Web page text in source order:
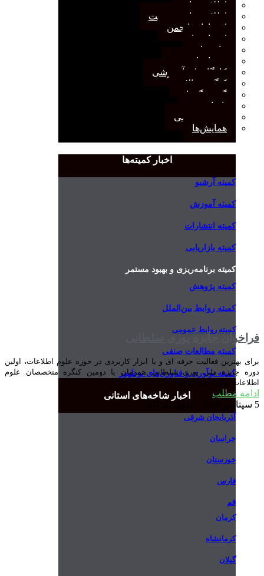
اطلاعیه‌ها
اطلاعیه‌های عضویت
افتخارات انجمن
انتصاب‌ها
بیانیه‌ها
رویدادهای مهم
کارگاه‌های آموزشی
کنگره سالانه
گفت‌وگوها
یادداشت
مجمع عمومی
همایش‌ها
اخبار کمیته‌ها
کمیته آرشیو
کمیته آموزش
کمیته انتشارات
کمیته بازاریابی
کمیته برنامه‌ریزی و بهبود مستمر
کمیته پژوهش
کمیته روابط بین‌الملل
کمیته روابط عمومی
کمیته مطالعات صنفی
کمیته نوآوری و فناوری‌های نوظهور
اخبار شاخه‌های استانی
آذربایجان شرقی
خراسان
خوزستان
فارس
قم
کرمان
کرمانشاه
گیلان
فراخوان جایزه پوری سلطانی
برای بهترین فعالیت حرفه ای و یا ابزار کاربردی در حوزه علوم اطلاعات، اولین
دوره جایزه ملی پوری سلطانی همزمان با دومین کنگره متخصصان علوم
اطلاعات برگزار می گردد.
ادامه مطلب
5 سپتامبر 2016
بدون دیدگاه